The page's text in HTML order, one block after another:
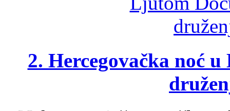
2. Hercegovačka noć